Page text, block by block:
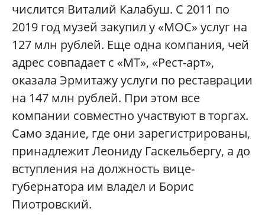
числится Виталий Калабуш. С 2011 по
2019 год музей закупил у «МОС» услуг на
127 млн рублей. Еще одна компания, чей
адрес совпадает с «МТ», «Рест-арт»,
оказала Эрмитажу услуги по реставрации
на 147 млн рублей. При этом все
компании совместно участвуют в торгах.
Само здание, где они зарегистрированы,
принадлежит Леониду Гаскельбергу, а до
вступления на должность вице-
губернатора им владел и Борис
Пиотровский.